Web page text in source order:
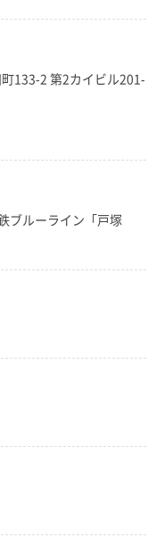
133-2 第2カイビル201-
ブルーライン「戸塚